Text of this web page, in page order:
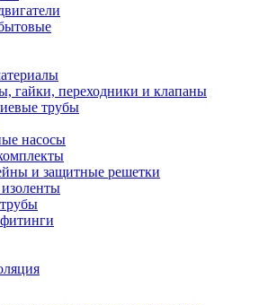
гайки, переходники и клапаны
трубы
насосы
и защитные решетки